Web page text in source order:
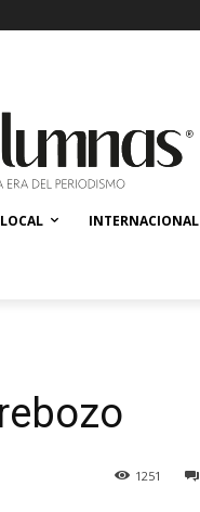
LOCAL INTERNACIONAL
1251